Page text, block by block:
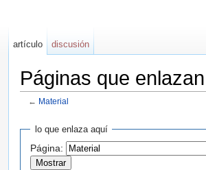
Páginas que
← Material
lo que enlaza aquí
Página:
artículo discusión